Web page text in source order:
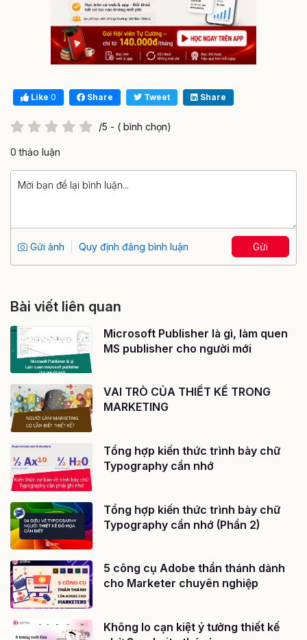
Like 0 Share Tweet Share
/5 - ( bình chọn)
0 thảo luận
Gửi ảnh Quy định đăng bình luận Gửi
Bài viết liên quan
Microsoft Publisher là gì, làm quen
MS publisher cho người mới
VAI TRÒ CỦA THIẾT KẾ TRONG
MARKETING
Tổng hợp kiến thức trình bày chữ
Typography cần nhớ
Tổng hợp kiến thức trình bày chữ
Typography cần nhớ (Phần 2)
5 công cụ Adobe thần thánh dành
cho Marketer chuyên nghiệp
Không lo cạn kiệt ý tưởng thiết kế